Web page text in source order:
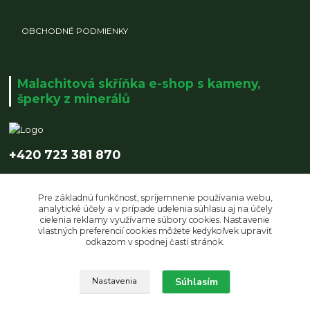
OBCHODNÉ PODMIENKY
Malachitová skříňka e-shop s kameny,
šperky z minerálů
+420 723 381 870
Upravit sběr cookies.
Pre základnú funkčnosť, spríjemnenie používania webu,
analytické účely a v prípade udelenia súhlasu aj na účely
cielenia reklamy využívame súbory cookies. Nastavenie
vlastných preferencií cookies môžete kedykoľvek upraviť
odkazom v spodnej časti stránok.
Nastavenia Súhlasím